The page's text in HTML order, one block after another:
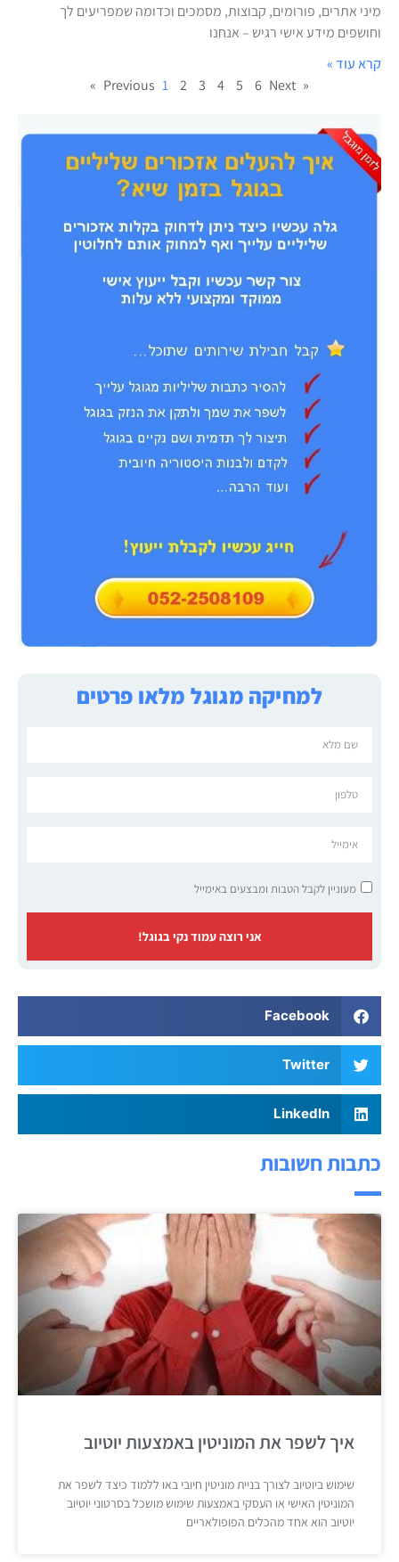
מיני אתרים, פורומים, קבוצות, מסמכים וכדומה שמפריעים לך
וחושפים מידע אישי רגיש – אנחנו
קרא עוד »
« Previous
1 2 3 4 5 6 Next »
למחיקה מגוגל מלאו פרטים
מעוניין לקבל הטבות ומבצעים באימייל
אני רוצה עמוד נקי בגוגל!
Facebook
Twitter
LinkedIn
כתבות חשובות
איך לשפר את המוניטין באמצעות יוטיוב
שימוש ביוטיוב לצורך בניית מוניטין חיובי באו ללמוד כיצד לשפר את
המוניטין האישי או העסקי באמצעות שימוש מושכל בסרטוני יוטיוב
יוטיוב הוא אחד מהכלים הפופולאריים